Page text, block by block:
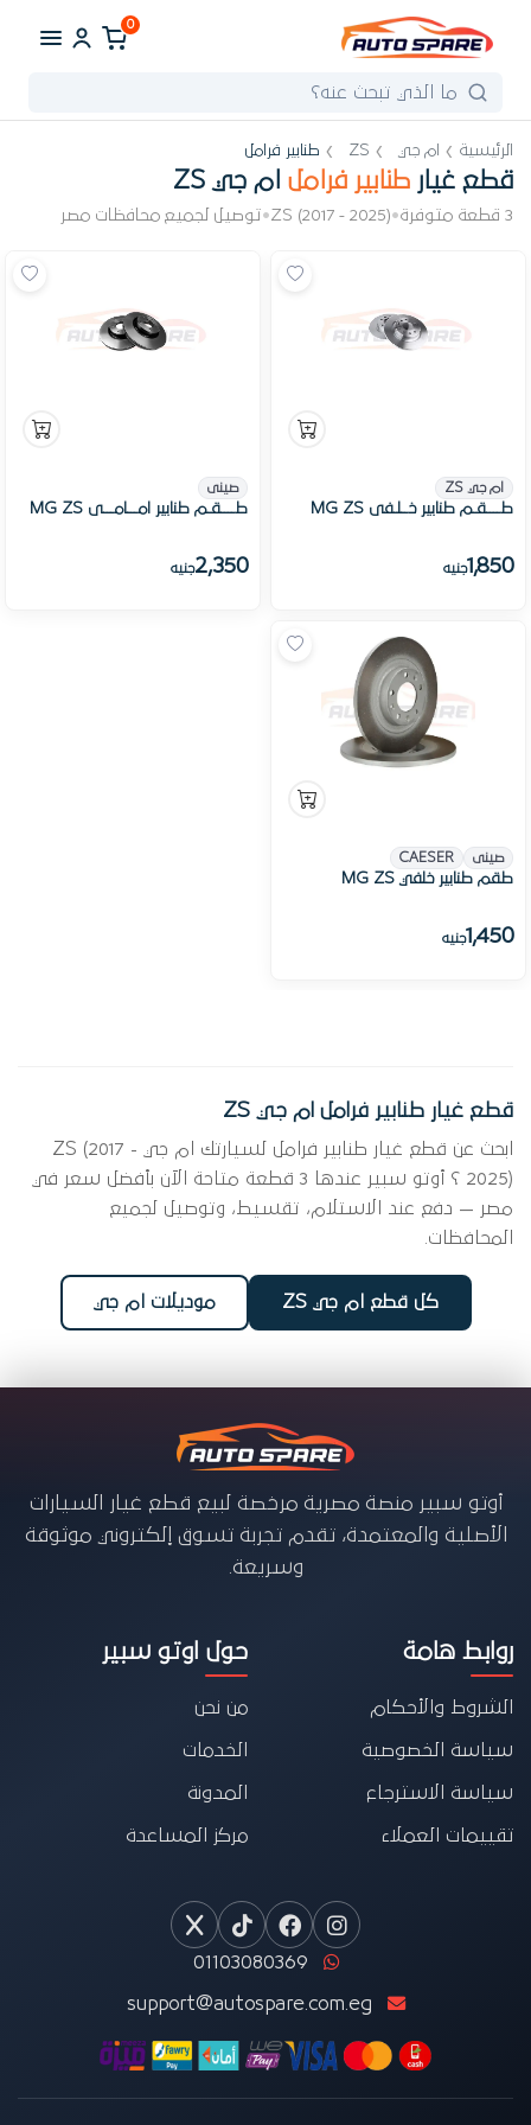
0
الرئيسية ام جي ZS طنابير فرامل
قطع غيار طنابير فرامل ام جي ZS
3 قطعة متوفرة •
ZS (2017 - 2025)
•توصيل لجميع محافظات مصر
ام جي ZS
طــــقـم طنابير خــلـفى MG ZS
1,850جنيه
صينى
طــــقـم طنابير امـــامـــى MG ZS
2,350جنيه
صينى CAESER
طقم طنابير خلفي MG ZS
1,450جنيه
قطع غيار طنابير فرامل ام جي ZS
ابحث عن قطع غيار طنابير فرامل لسيارتك ام جي ZS (2017 -
2025) ؟ أوتو سبير عندها 3 قطعة متاحة الآن بأفضل سعر في
مصر — دفع عند الاستلام، تقسيط، وتوصيل لجميع
المحافظات.
كل قطع ام جي ZS موديلات ام جي
أوتو سبير منصة مصرية مرخصة لبيع قطع غيار السيارات
الأصلية والمعتمدة، تقدم تجربة تسوق إلكتروني موثوقة
وسريعة.
روابط هامة
الشروط والأحكام
سياسة الخصوصية
سياسة الاسترجاع
تقييمات العملاء
حول اوتو سبير
من نحن
الخدمات
المدونة
مركز المساعدة